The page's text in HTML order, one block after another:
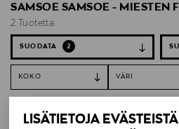
LISÄTIETOJA
SAMSOE SAMSOE - MIESTEN
2 Tuotetta
SUODATA 2
KOKO VÄRI
Farkut Tyhjennä suodattimet